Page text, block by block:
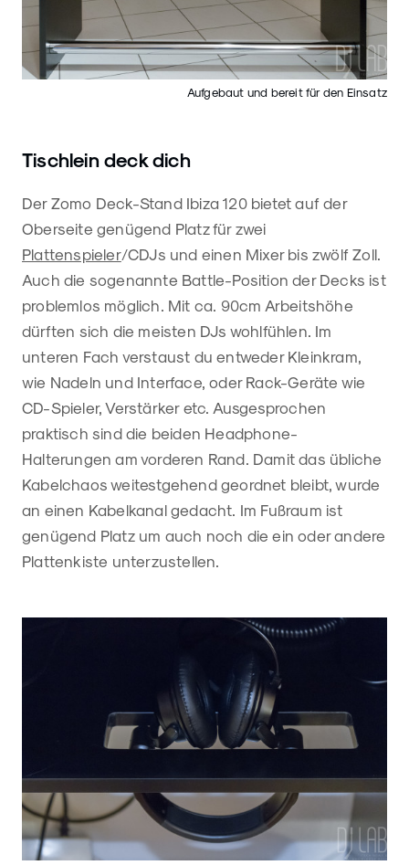
Aufgebaut und bereit für den Einsatz
Tischlein deck dich
Der Zomo Deck-Stand Ibiza 120 bietet auf der
Oberseite genügend Platz für zwei
Plattenspieler/CDJs und einen Mixer bis zwölf Zoll.
Auch die sogenannte Battle-Position der Decks ist
problemlos möglich. Mit ca. 90cm Arbeitshöhe
dürften sich die meisten DJs wohlfühlen. Im
unteren Fach verstaust du entweder Kleinkram,
wie Nadeln und Interface, oder Rack-Geräte wie
CD-Spieler, Verstärker etc. Ausgesprochen
praktisch sind die beiden Headphone-
Halterungen am vorderen Rand. Damit das übliche
Kabelchaos weitestgehend geordnet bleibt, wurde
an einen Kabelkanal gedacht. Im Fußraum ist
genügend Platz um auch noch die ein oder andere
Plattenkiste unterzustellen.